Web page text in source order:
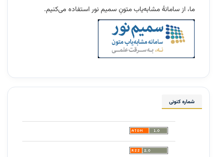
11
ما، از سامانۀ مشابه‌یاب متونِ سمیم نور استفاده می‌کنیم.
شماره کنونی